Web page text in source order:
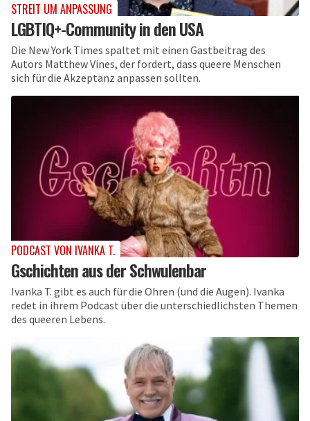
STREIT UM ANPASSUNG
LGBTIQ+-Community in den USA
Die New York Times spaltet mit einen Gastbeitrag des
Autors Matthew Vines, der fordert, dass queere Menschen
sich für die Akzeptanz anpassen sollten.
PODCAST VON IVANKA T.
Gschichten aus der Schwulenbar
Ivanka T. gibt es auch für die Ohren (und die Augen). Ivanka
redet in ihrem Podcast über die unterschiedlichsten Themen
des queeren Lebens.